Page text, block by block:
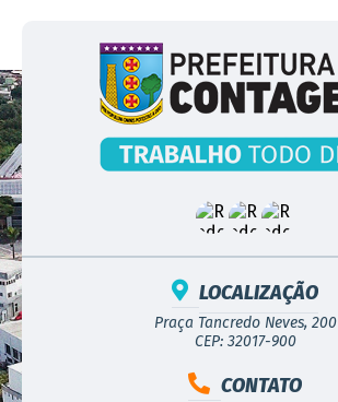
LOCALIZAÇÃO
Praça Tancredo Neves, 200
CEP: 32017-900
CONTATO